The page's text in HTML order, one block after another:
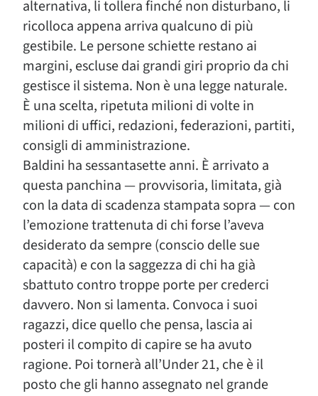
alternativa, li tollera finché non disturbano, li
ricolloca appena arriva qualcuno di più
gestibile. Le persone schiette restano ai
margini, escluse dai grandi giri proprio da chi
gestisce il sistema. Non è una legge naturale.
È una scelta, ripetuta milioni di volte in
milioni di uffici, redazioni, federazioni, partiti,
consigli di amministrazione.
Baldini ha sessantasette anni. È arrivato a
questa panchina — provvisoria, limitata, già
con la data di scadenza stampata sopra — con
l’emozione trattenuta di chi forse l’aveva
desiderato da sempre (conscio delle sue
capacità) e con la saggezza di chi ha già
sbattuto contro troppe porte per crederci
davvero. Non si lamenta. Convoca i suoi
ragazzi, dice quello che pensa, lascia ai
posteri il compito di capire se ha avuto
ragione. Poi tornerà all’Under 21, che è il
posto che gli hanno assegnato nel grande